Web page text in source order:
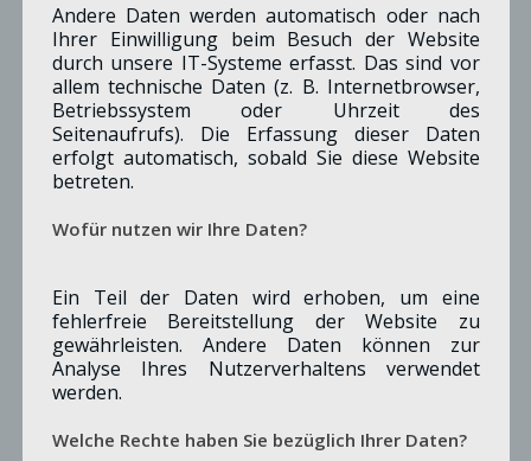
Andere Daten werden automatisch oder nach
Ihrer Einwilligung beim Besuch der Website
durch unsere IT-Systeme erfasst. Das sind vor
allem technische Daten (z. B. Internetbrowser,
Betriebssystem oder Uhrzeit des
Seitenaufrufs). Die Erfassung dieser Daten
erfolgt automatisch, sobald Sie diese Website
betreten.
Wofür nutzen wir Ihre Daten?
Ein Teil der Daten wird erhoben, um eine
fehlerfreie Bereitstellung der Website zu
gewährleisten. Andere Daten können zur
Analyse Ihres Nutzerverhaltens verwendet
werden.
Welche Rechte haben Sie bezüglich Ihrer Daten?